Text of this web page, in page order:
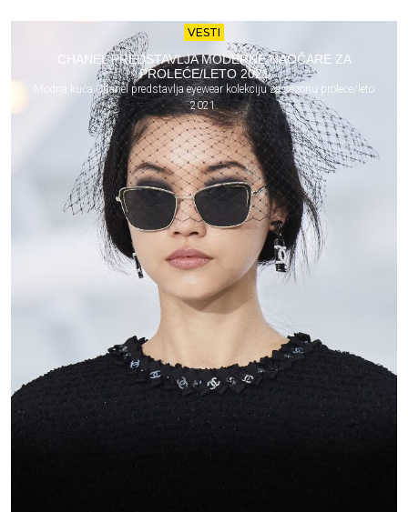
VESTI
CHANEL PREDSTAVLJA MODERNE NAOČARE ZA
PROLEĆE/LETO 2021
Modna kuća Chanel predstavlja eyewear kolekciju za sezonu proleće/leto
2021.